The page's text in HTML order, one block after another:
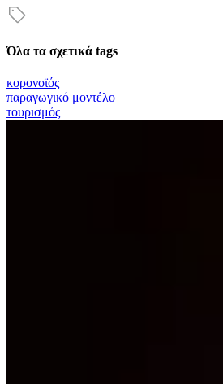
Όλα τα σχετικά tags
κορονοϊός
παραγωγικό μοντέλο
τουρισμός